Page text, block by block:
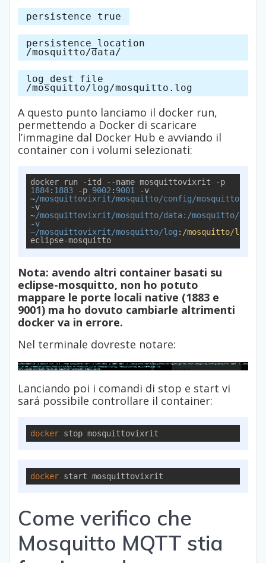
persistence true
persistence_location
/mosquitto/data/
log_dest file
/mosquitto/log/mosquitto.log
A questo punto lanciamo il docker run,
permettendo a Docker di scaricare
l’immagine dal Docker Hub e avviando il
container con i volumi selezionati:
docker run -itd --name mosquittovixrit -p
1884: 1883 -p 9002: 9001 -v
~/mosquittovixrit/mosquitto/config/mosquitto.
-v
~/mosquittovixrit/mosquitto/data:/mosquitto/data
-v
~/mosquittovixrit/mosquitto/log :/mosquitto/log
eclipse-mosquitto
Nota: avendo altri container basati su
eclipse-mosquitto, non ho potuto
mappare le porte locali native (1883 e
9001) ma ho dovuto cambiarle altrimenti
docker va in errore.
Nel terminale dovreste notare:
Lanciando poi i comandi di stop e start vi
sará possibile controllare il container:
docker stop mosquittovixrit
docker
Come verifico che
Mosquitto MQTT stia